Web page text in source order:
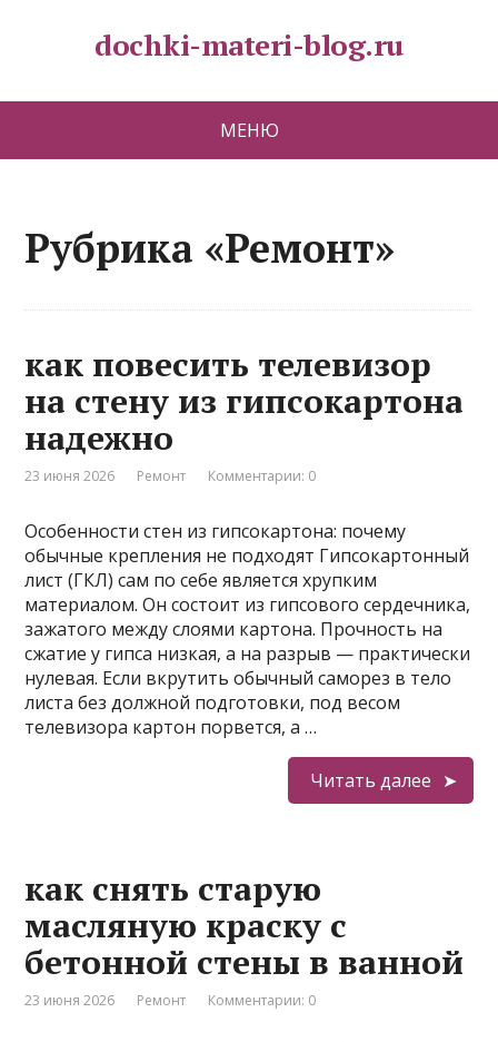
dochki-materi-blog.ru
МЕНЮ
Рубрика «Ремонт»
как повесить телевизор
на стену из гипсокартона
надежно
23 июня 2026 Ремонт Комментарии: 0
Особенности стен из гипсокартона: почему
обычные крепления не подходят Гипсокартонный
лист (ГКЛ) сам по себе является хрупким
материалом. Он состоит из гипсового сердечника,
зажатого между слоями картона. Прочность на
сжатие у гипса низкая, а на разрыв — практически
нулевая. Если вкрутить обычный саморез в тело
листа без должной подготовки, под весом
телевизора картон порвется, а …
Читать далее
как снять старую
масляную краску с
бетонной стены в ванной
23 июня 2026 Ремонт Комментарии: 0